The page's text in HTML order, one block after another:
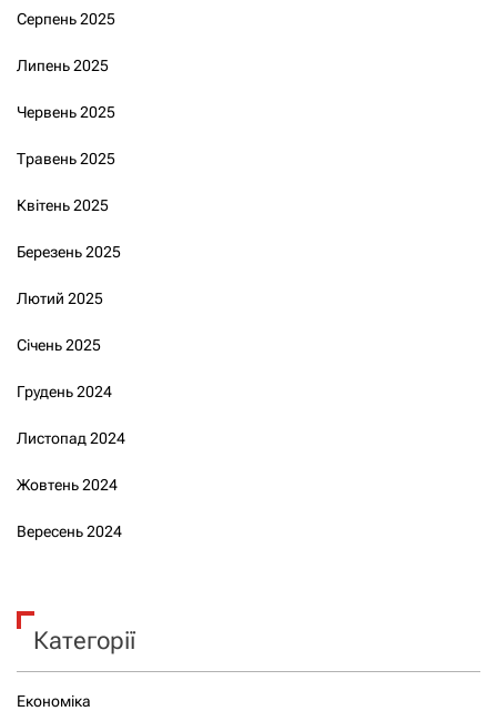
Серпень 2025
Липень 2025
Червень 2025
Травень 2025
Квітень 2025
Березень 2025
Лютий 2025
Січень 2025
Грудень 2024
Листопад 2024
Жовтень 2024
Вересень 2024
Категорії
Економіка